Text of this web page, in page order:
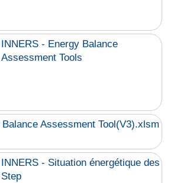
INNERS - Energy Balance
Assessment Tools
Assessment Tool(V3).xlsm
INNERS - Situation énergétique des
Step